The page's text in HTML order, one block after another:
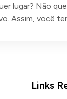
lugar? Não
Assim, você
Links